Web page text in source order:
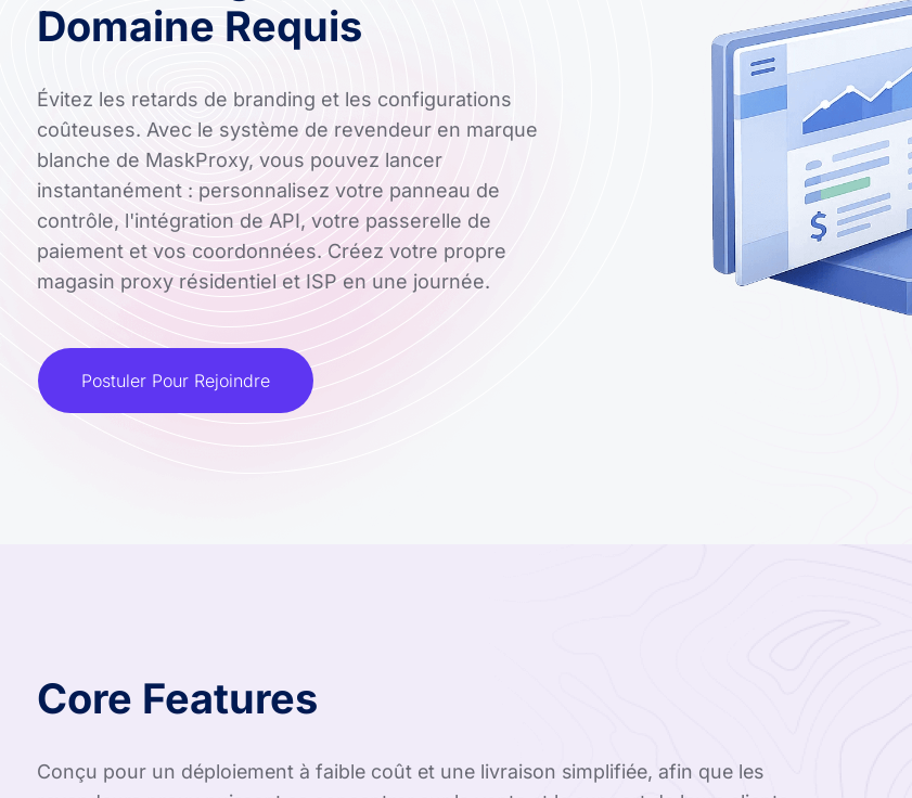
Domaine Requis
Évitez les retards de branding et les configurations
coûteuses. Avec le système de revendeur en marque
blanche de MaskProxy, vous pouvez lancer
instantanément : personnalisez votre panneau de
contrôle, l'intégration de API, votre passerelle de
paiement et vos coordonnées. Créez votre propre
magasin proxy résidentiel et ISP en une journée.
Postuler Pour Rejoindre
Core Features
Conçu pour un déploiement à faible coût et une livraison simplifiée, afin que les